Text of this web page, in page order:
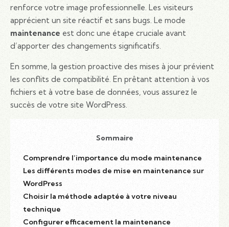
renforce votre image professionnelle. Les visiteurs
apprécient un site réactif et sans bugs. Le mode
maintenance est donc une étape cruciale avant
d’apporter des changements significatifs.
En somme, la gestion proactive des mises à jour prévient
les conflits de compatibilité. En prêtant attention à vos
fichiers et à votre base de données, vous assurez le
succès de votre site WordPress.
Sommaire
Comprendre l’importance du mode maintenance
Les différents modes de mise en maintenance sur
WordPress
Choisir la méthode adaptée à votre niveau
technique
Configurer efficacement la maintenance